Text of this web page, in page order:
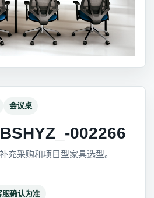
会议桌
002266
充采购和项目型家具选型。
服确认为准